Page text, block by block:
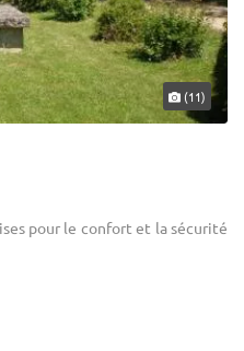
(11)
pour le confort et la sécurité